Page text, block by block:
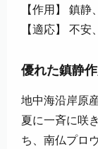
【作用】 鎮
【適応】 不
優れた鎮静
地中海沿岸原
夏に一斉に咲
ち、南仏プロ